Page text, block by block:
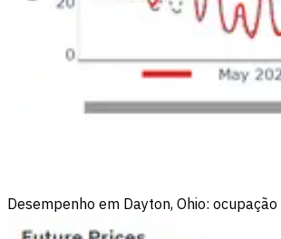
Desempenho em Dayton, Ohio: ocupação